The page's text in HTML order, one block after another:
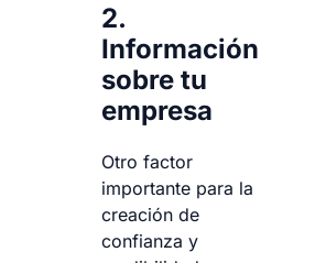
2.
Información
sobre tu
empresa
Otro factor
importante para la
creación de
confianza y